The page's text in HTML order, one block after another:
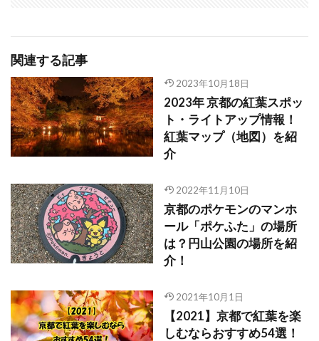
関連する記事
2023年10月18日
2023年 京都の紅葉スポッ
ト・ライトアップ情報！
紅葉マップ（地図）を紹
介
2022年11月10日
京都のポケモンのマンホ
ール「ポケふた」の場所
は？円山公園の場所を紹
介！
2021年10月1日
【2021】京都で紅葉を楽
しむならおすすめ54選！